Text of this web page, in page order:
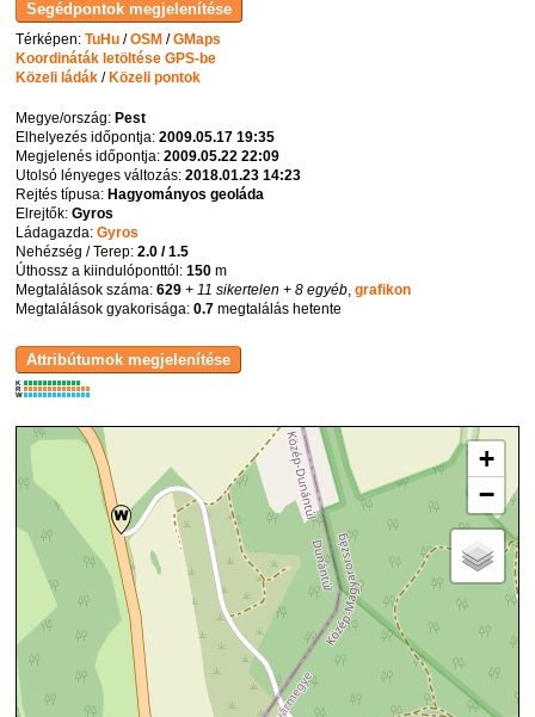
Térképen:TuHu /OSM /GMaps
Koordináták letöltése GPS-be
Közeli ládák /Közeli pontok
Megye/ország:Pest
Elhelyezés időpontja:2009.05.17 19:35
Megjelenés időpontja:2009.05.22 22:09
Utolsó lényeges változás:2018.01.23 14:23
Rejtés típusa:Hagyományos geoláda
Elrejtők:Gyros
Ládagazda:Gyros
Nehézség / Terep:2.0 / 1.5
Úthossz a kiindulóponttól:150 m
Megtalálások száma:629 + 11 sikertelen + 8 egyéb,grafikon
Megtalálások gyakorisága:0.7 megtalálás hetente
K
R
W
+
−